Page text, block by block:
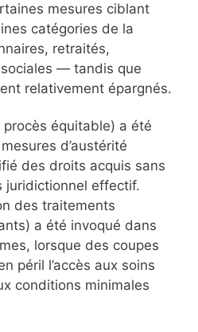
mesures ciblant
catégories de la
retraités,
sociales — tandis que
relativement épargnés.
équitable) a été
d’austérité
des droits acquis sans
juridictionnel effectif.
des traitements
a été invoqué dans
lorsque des coupes
péril l’accès aux soins
conditions minimales